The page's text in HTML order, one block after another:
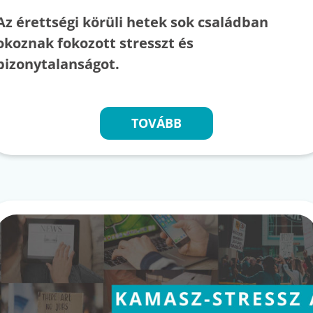
érettségi körüli hetek sok családban
fokozott stresszt és
TOVÁBB